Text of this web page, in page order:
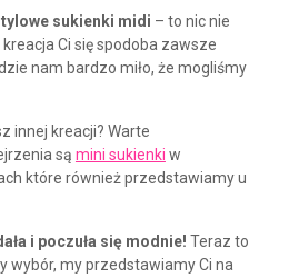
sukienki midi – to nic nie
Ci się spodoba zawsze
nam bardzo miło, że mogliśmy
innej kreacji? Warte
są mini sukienki w
które również przedstawiamy u
i poczuła się modnie! Teraz to
wybór, my przedstawiamy Ci na